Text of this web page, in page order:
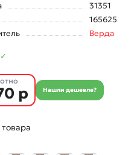
31351
165625
Верда
р Нашли дешевле?